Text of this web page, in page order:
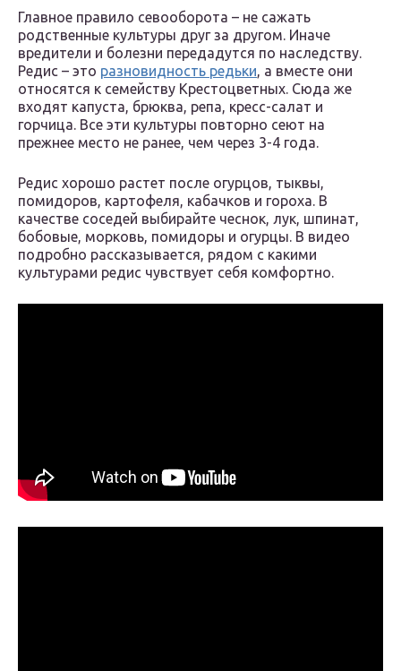
Главное правило севооборота – не сажать
родственные культуры друг за другом. Иначе
вредители и болезни передадутся по наследству.
Редис – это разновидность редьки, а вместе они
относятся к семейству Крестоцветных. Сюда же
входят капуста, брюква, репа, кресс-салат и
горчица. Все эти культуры повторно сеют на
прежнее место не ранее, чем через 3-4 года.
Редис хорошо растет после огурцов, тыквы,
помидоров, картофеля, кабачков и гороха. В
качестве соседей выбирайте чеснок, лук, шпинат,
бобовые, морковь, помидоры и огурцы. В видео
подробно рассказывается, рядом с какими
культурами редис чувствует себя комфортно.